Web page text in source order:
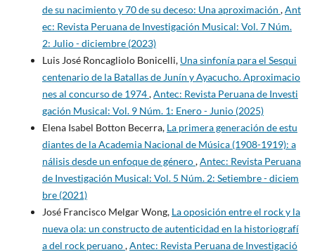
de su nacimiento y 70 de su deceso: Una aproximación ,Ant
ec: Revista Peruana de Investigación Musical: Vol. 7 Núm.
2: Julio - diciembre (2023)
Luis José Roncagliolo Bonicelli, Una sinfonía para el Sesqui
centenario de la Batallas de Junín y Ayacucho. Aproximacio
nes al concurso de 1974,Antec: Revista Peruana de Investi
gación Musical: Vol. 9 Núm. 1: Enero - Junio (2025)
Elena Isabel Botton Becerra, La primera generación de estu
diantes de la Academia Nacional de Música (1908-1919): a
nálisis desde un enfoque de género,Antec: Revista Peruana
de Investigación Musical: Vol. 5 Núm. 2: Setiembre - diciem
bre (2021)
José Francisco Melgar Wong, La oposición entre el rock y la
nueva ola: un constructo de autenticidad en la historiografí
a del rock peruano,Antec: Revista Peruana de Investigació